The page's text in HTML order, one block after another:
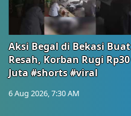
Aksi Begal di Bekasi Buat
Resah, Korban Rugi Rp30
Juta #shorts #viral
6 Aug 2026, 7:30 AM